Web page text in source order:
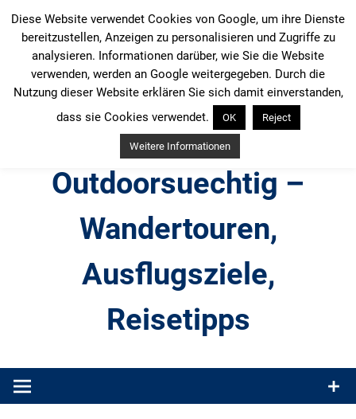
Inhalt
springen
Outdoorsuechtig –
Wandertouren,
Ausflugsziele,
Reisetipps
Produkttests und Buchrezensionen. Ein Blog für alle, die gern
Diese Website verwendet Cookies von Google, um ihre Dienste
bereitzustellen, Anzeigen zu personalisieren und Zugriffe zu
analysieren. Informationen darüber, wie Sie die Website
verwenden, werden an Google weitergegeben. Durch die
Nutzung dieser Website erklären Sie sich damit einverstanden,
dass sie Cookies verwendet.
OK Reject
Weitere Informationen